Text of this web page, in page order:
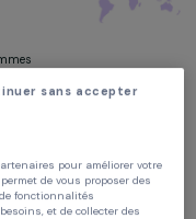
femmes
Continuer sans accepter